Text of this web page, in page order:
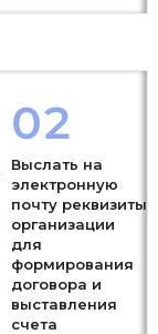
02
Выслать на
электронную
почту реквизиты
организации
для
формирования
договора и
выставления
счета